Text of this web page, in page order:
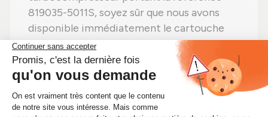
819035-5011S, soyez sûr que nous avons
disponible immédiatement le cartouche
CHRA qu'il vous faut.
Alors n'attendez plus ! Si vous avez besoin
d'un cartouche CHRA 819035-5011S,
commandez-le dès maintenant sur